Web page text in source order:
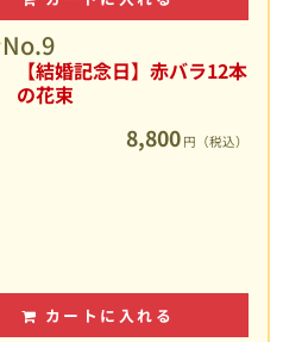
No.9
【結婚記念日】赤バラ12本
の花束
8,800 円（税込）
カートに入れる